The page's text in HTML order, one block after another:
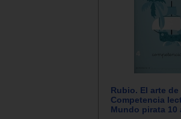
Rubio. El arte de
Competencia
Mundo pirata 10